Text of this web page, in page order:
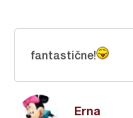
Erna
fantastične!